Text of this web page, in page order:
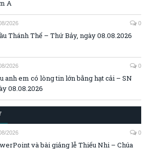
A
2026 0
Thánh Thể – Thứ Bảy, ngày 08.08.2026
2026 0
anh em có lòng tin lớn bằng hạt cải – SN
08.08.2026
2026 0
và bài giảng lễ Thiếu Nhi – Chúa